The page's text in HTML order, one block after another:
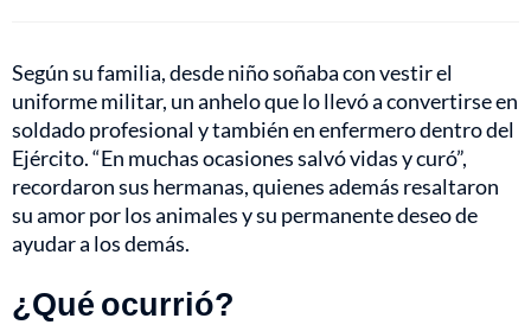
Según su familia, desde niño soñaba con vestir el
uniforme militar, un anhelo que lo llevó a convertirse en
soldado profesional y también en enfermero dentro del
Ejército. “En muchas ocasiones salvó vidas y curó”,
recordaron sus hermanas, quienes además resaltaron
su amor por los animales y su permanente deseo de
ayudar a los demás.
¿Qué ocurrió?